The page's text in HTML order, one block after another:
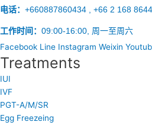
电话： +660887860434 , +66 2 168 8644
工作时间： 09:00-16:00, 周一至周六
Facebook Line Instagram Weixin
Treatments
IUI
IVF
PGT-A/M/SR
Egg Freezeing